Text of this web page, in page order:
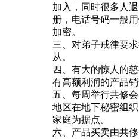
加入，同时很多人
册，电话号码一般
加密。
三、对弟子戒律要
从。
四、有大的惊人的
有高额利润的产品销
五、每周举行共修
地区在地下秘密组
家庭为据点。
六、产品买卖由共